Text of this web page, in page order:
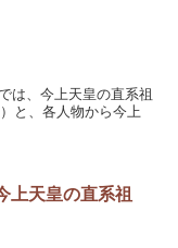
は、今上天皇の直系祖
と、各人物から今上
上天皇の直系祖